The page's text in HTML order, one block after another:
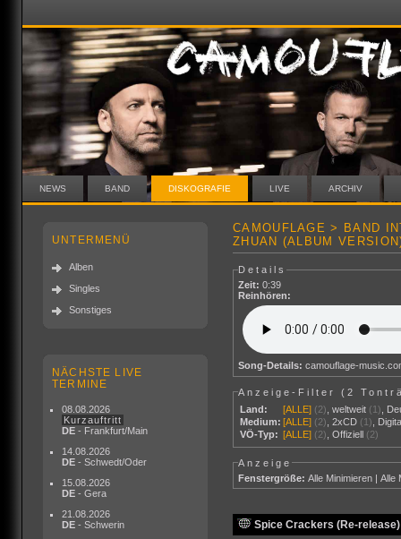
NEWS BAND DISKOGRAFIE LIVE ARCHIV
UNTERMENÜ
Alben
Singles
Sonstiges
NÄCHSTE LIVE
TERMINE
08.08.2026
Kurzauftritt
DE - Frankfurt/Main
14.08.2026
DE - Schwedt/Oder
15.08.2026
DE - Gera
21.08.2026
DE - Schwerin
CAMOUFLAGE > BAND
ZHUAN (ALBUM
Details
Zeit: 0:39
Reinhören:
Song-Details: camouflage-
Anzeige-Filter (2
Land:
[ALLE] (2) ,weltweit (1)
Medium: [ALLE] (2) ,2xCD (1)
VÖ-Typ: [ALLE] (2) ,Offiziell (2)
Anzeige
Fenstergröße: Alle Minimieren |Alle
Spice Crackers (Re-